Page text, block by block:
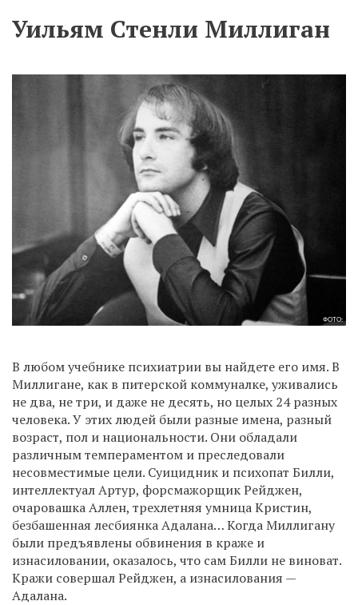
Уильям Стенли Миллиган
ФОТО:
В любом учебнике психиатрии вы найдете его имя. В
Миллигане, как в питерской коммуналке, уживались
не два, не три, и даже не десять, но целых 24 разных
человека. У этих людей были разные имена, разный
возраст, пол и национальности. Они обладали
различным темпераментом и преследовали
несовместимые цели. Суицидник и психопат Билли,
интеллектуал Артур, форсмажорщик Рейджен,
очаровашка Аллен, трехлетняя умница Кристин,
безбашенная лесбиянка Адалана… Когда Миллигану
были предъявлены обвинения в краже и
изнасиловании, оказалось, что сам Билли не виноват.
Кражи совершал Рейджен, а изнасилования —
Адалана.